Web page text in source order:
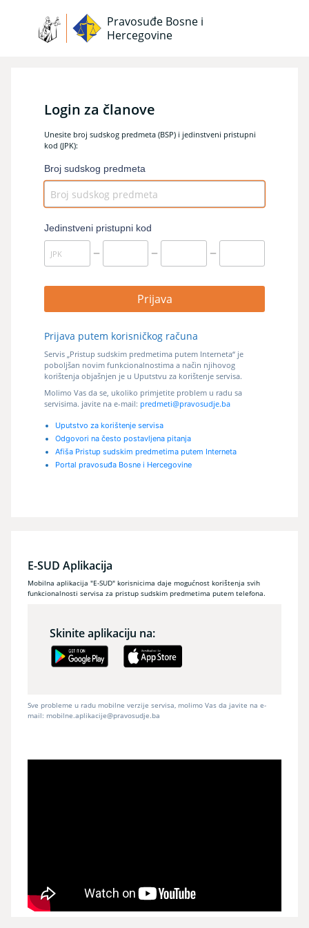
Pravosuđe Bosne i
Hercegovine
Login za članove
Unesite broj sudskog predmeta (BSP) i jedinstveni pristupni
kod (JPK):
Broj sudskog predmeta
Jedinstveni pristupni kod
Prijava
Prijava putem korisničkog računa
Servis „Pristup sudskim predmetima putem Interneta“ je
poboljšan novim funkcionalnostima a način njihovog
korištenja objašnjen je u Uputstvu za korištenje servisa.
Molimo Vas da se, ukoliko primjetite problem u radu sa
servisima. javite na e-mail: predmeti@pravosudje.ba
Uputstvo za korištenje servisa
Odgovori na često postavljena pitanja
Afiša Pristup sudskim predmetima putem Interneta
Portal pravosuđa Bosne i Hercegovine
E-SUD Aplikacija
Mobilna aplikacija "E-SUD" korisnicima daje mogućnost korištenja svih
funkcionalnosti servisa za pristup sudskim predmetima putem telefona.
Skinite aplikaciju na:
Sve probleme u radu mobilne verzije servisa, molimo Vas da javite na e-
mail: mobilne.aplikacije@pravosudje.ba